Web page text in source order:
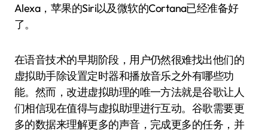
Alexa，苹果的Siri以及微软的Cortana已经准备好
了。
在语音技术的早期阶段，用户仍然很难找出他们的
虚拟助手除设置定时器和播放音乐之外有哪些功
能。然而，改进虚拟助理的唯一方法就是谷歌让人
们相信现在值得与虚拟助理进行互动。谷歌需要更
多的数据来理解更多的声音，完成更多的任务，并